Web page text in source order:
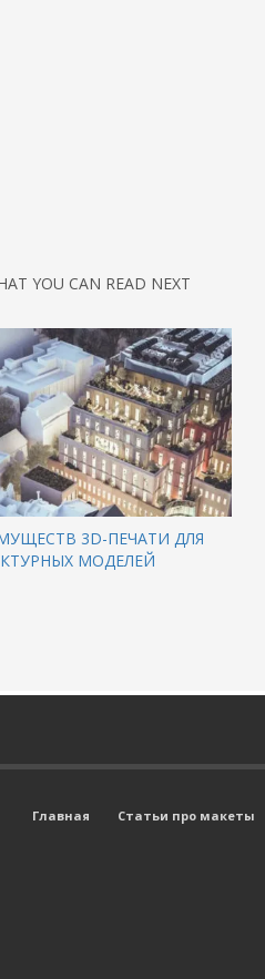
YOU CAN READ NEXT
3D-ПЕЧАТИ ДЛЯ
МОДЕЛЕЙ
Главная Статьи про макеты